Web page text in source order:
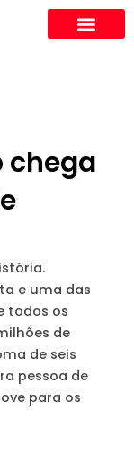
chega
e uma das
todos os
de
de seis
pessoa de
para os